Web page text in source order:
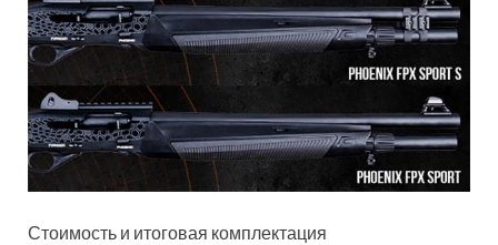
Стоимость и итоговая комплектация